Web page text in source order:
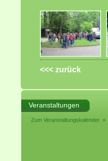
<<< zurück
Veranstaltungen
Zum Veranstaltungskalender »